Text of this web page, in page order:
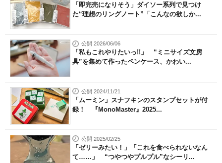
「即完売になりそう」ダイソー系列で見つけ
た“理想のリングノート”「こんなの欲しか...
公開 2026/06/06
「私もこれやりたいっ!!」 “ミニサイズ文房
具”を集めて作ったペンケース、かわい...
公開 2024/11/21
「ムーミン」スナフキンのスタンプセットが付
録！ 『MonoMaster』2025...
公開 2025/02/25
「ゼリーみたい！」「これを食べられないなん
て……」 “つやつやプルプル”なシーリ...